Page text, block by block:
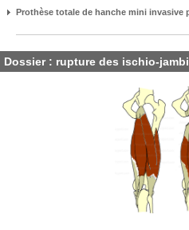
Prothèse totale de hanche mini invasive
Dossier : rupture des ischio-